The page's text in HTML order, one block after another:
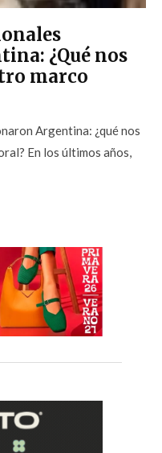
¿Qué nos
marco
Argentina: ¿qué nos
En los últimos años,